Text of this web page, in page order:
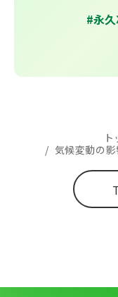
#永
/ 気候変動の